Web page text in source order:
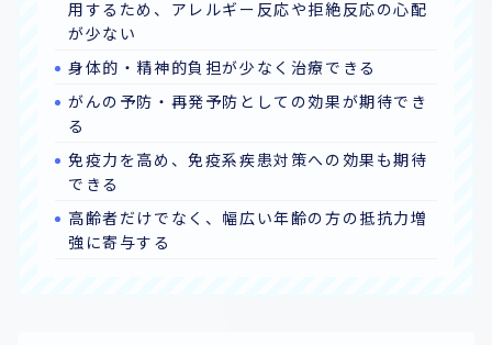
用するため、アレルギー反応や拒絶反応の心配
が少ない
身体的・精神的負担が少なく治療できる
がんの予防・再発予防としての効果が期待でき
る
免疫力を高め、免疫系疾患対策への効果も期待
できる
高齢者だけでなく、幅広い年齢の方の抵抗力増
強に寄与する